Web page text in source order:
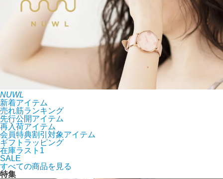
NUWL
新着アイテム
売れ筋ランキング
先行公開アイテム
再入荷アイテム
会員特典割引対象アイテム
ギフトラッピング
在庫ラスト1
SALE
すべての商品を見る
特集